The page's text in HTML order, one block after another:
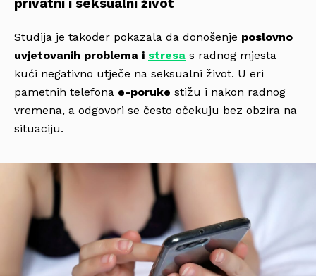
privatni i seksualni život
Studija je također pokazala da donošenje poslovno
uvjetovanih problema i stresa s radnog mjesta
kući negativno utječe na seksualni život. U eri
pametnih telefona e-poruke stižu i nakon radnog
vremena, a odgovori se često očekuju bez obzira na
situaciju.